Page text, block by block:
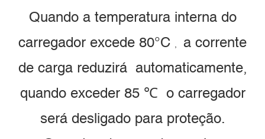
Quando a temperatura interna do
carregador excede 80°C
a corrente
de carga reduzirá automaticamente,
quando exceder 85 ℃ o carregador
será desligado para proteção.